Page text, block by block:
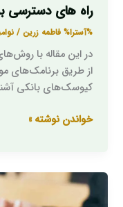
راه های دسترسی
%آسترا% فاطمه زرین/نوامبر
در این مقاله با
از طریق برنامک‌های
کیوسک‌های بانکی
خواندن نوشته »
اثبات
مالکیت